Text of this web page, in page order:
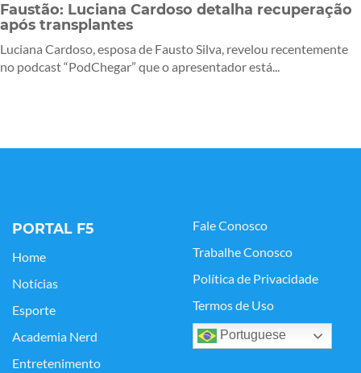
Faustão: Luciana Cardoso detalha recuperação
após transplantes
Luciana Cardoso, esposa de Fausto Silva, revelou recentemente
no podcast “PodChegar” que o apresentador está...
PORTAL F5
Home
Notícias
Esporte
Academia Nerd
Entretenimento
Fale Conosco
Trabalhe Conosco
Política de Privacidade
Termos de Uso
Portuguese